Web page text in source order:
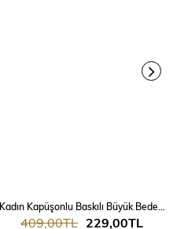
229,00TL
409,00TL